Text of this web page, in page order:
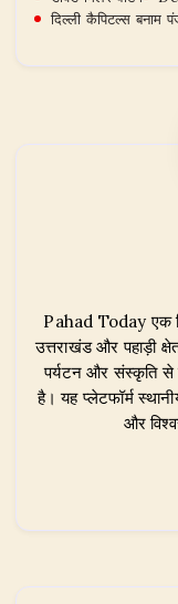
दिल्ली कैपिटल्स बनाम
Pahad Today एक
उत्तराखंड और पहाड़ी
पर्यटन और संस्कृति से
है। यह प्लेटफॉर्म
और